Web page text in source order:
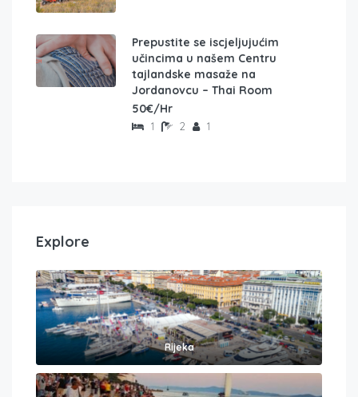
Prepustite se iscjeljujućim
učincima u našem Centru
tajlandske masaže na
Jordanovcu – Thai Room
50€/Hr
1 2 1
Explore
Rijeka